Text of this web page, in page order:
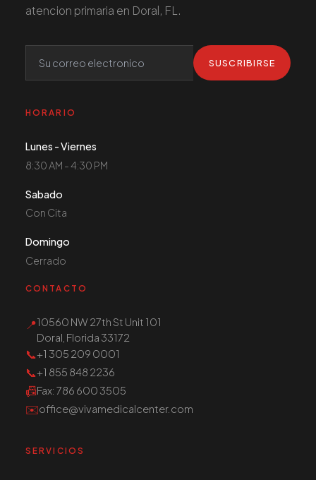
atencion primaria en Doral, FL.
SUSCRIBIRSE
HORARIO
Lunes - Viernes
8:30 AM - 4:30 PM
Sabado
Con Cita
Domingo
Cerrado
CONTACTO
📍10560 NW 27th St Unit 101
Doral, Florida 33172
📞+1 305 209 0001
📞+1 855 848 2236
📠Fax: 786 600 3505
✉️office@vivamedicalcenter.com
SERVICIOS